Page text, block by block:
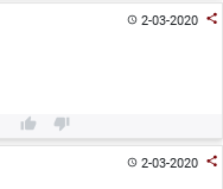
2-03-2020 
 
2-03-2020 